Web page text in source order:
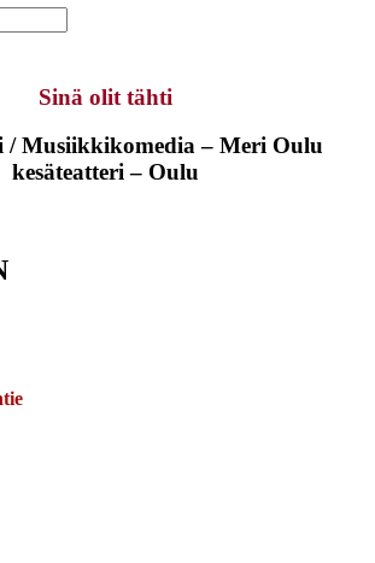
Sinä olit tähti
/ Musiikkikomedia – Meri Oulu
kesäteatteri – Oulu